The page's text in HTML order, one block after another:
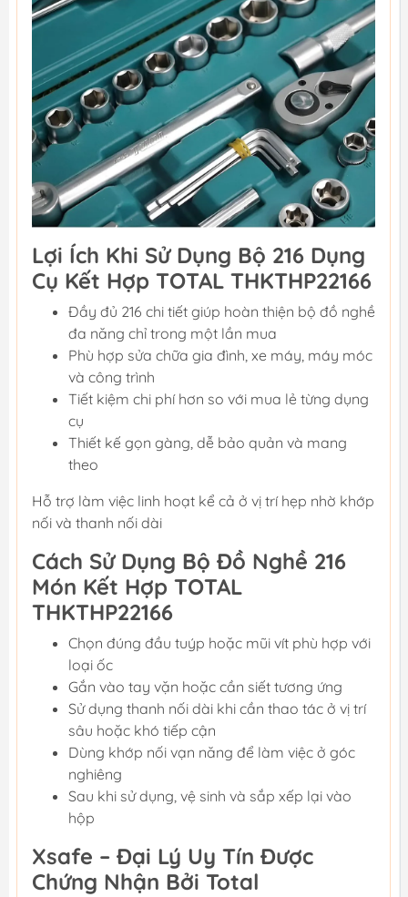
Lợi Ích Khi Sử Dụng Bộ 216 Dụng
Cụ Kết Hợp TOTAL THKTHP22166
Đầy đủ 216 chi tiết giúp hoàn thiện bộ đồ nghề
đa năng chỉ trong một lần mua
Phù hợp sửa chữa gia đình, xe máy, máy móc
và công trình
Tiết kiệm chi phí hơn so với mua lẻ từng dụng
cụ
Thiết kế gọn gàng, dễ bảo quản và mang
theo
Hỗ trợ làm việc linh hoạt kể cả ở vị trí hẹp nhờ khớp
nối và thanh nối dài
Cách Sử Dụng Bộ Đồ Nghề 216
Món Kết Hợp TOTAL
THKTHP22166
Chọn đúng đầu tuýp hoặc mũi vít phù hợp với
loại ốc
Gắn vào tay vặn hoặc cần siết tương ứng
Sử dụng thanh nối dài khi cần thao tác ở vị trí
sâu hoặc khó tiếp cận
Dùng khớp nối vạn năng để làm việc ở góc
nghiêng
Sau khi sử dụng, vệ sinh và sắp xếp lại vào
hộp
Xsafe – Đại Lý Uy Tín Được
Chứng Nhận Bởi Total